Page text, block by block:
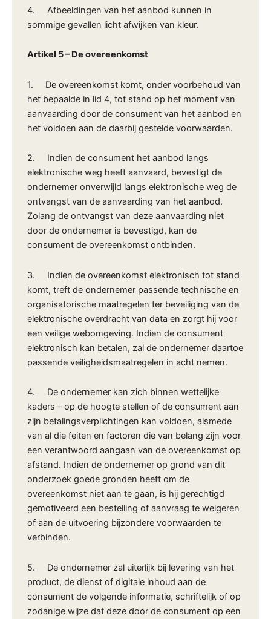
4. Afbeeldingen van het aanbod kunnen in
sommige gevallen licht afwijken van kleur.
Artikel 5 – De overeenkomst
1. De overeenkomst komt, onder voorbehoud van
het bepaalde in lid 4, tot stand op het moment van
aanvaarding door de consument van het aanbod en
het voldoen aan de daarbij gestelde voorwaarden.
2. Indien de consument het aanbod langs
elektronische weg heeft aanvaard, bevestigt de
ondernemer onverwijld langs elektronische weg de
ontvangst van de aanvaarding van het aanbod.
Zolang de ontvangst van deze aanvaarding niet
door de ondernemer is bevestigd, kan de
consument de overeenkomst ontbinden.
3. Indien de overeenkomst elektronisch tot stand
komt, treft de ondernemer passende technische en
organisatorische maatregelen ter beveiliging van de
elektronische overdracht van data en zorgt hij voor
een veilige webomgeving. Indien de consument
elektronisch kan betalen, zal de ondernemer daartoe
passende veiligheidsmaatregelen in acht nemen.
4. De ondernemer kan zich binnen wettelijke
kaders – op de hoogte stellen of de consument aan
zijn betalingsverplichtingen kan voldoen, alsmede
van al die feiten en factoren die van belang zijn voor
een verantwoord aangaan van de overeenkomst op
afstand. Indien de ondernemer op grond van dit
onderzoek goede gronden heeft om de
overeenkomst niet aan te gaan, is hij gerechtigd
gemotiveerd een bestelling of aanvraag te weigeren
of aan de uitvoering bijzondere voorwaarden te
verbinden.
5. De ondernemer zal uiterlijk bij levering van het
product, de dienst of digitale inhoud aan de
consument de volgende informatie, schriftelijk of op
zodanige wijze dat deze door de consument op een